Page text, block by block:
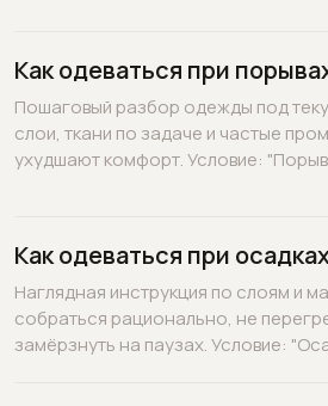
Как одеваться при
Пошаговый разбор одежды под
слои, ткани по задаче и частые
ухудшают комфорт. Условие:
Как одеваться при
Наглядная инструкция по слоям и
собраться рационально, не
замёрзнуть на паузах. Условие: